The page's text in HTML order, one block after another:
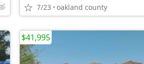
7/23 oakland county
$41,995